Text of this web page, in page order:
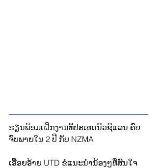
ຮຽນພ້ອມເຝິກງານທີ່ປະເທດນິວຊີແລນ ຄົບ
ຈົບພາຍໃນ 2 ປີ ກັບ NZMA
ເອື້ອຍອ້າຍ UTD ຂໍແນະນຳນ້ອງໆທີ່ສົນໃຈ